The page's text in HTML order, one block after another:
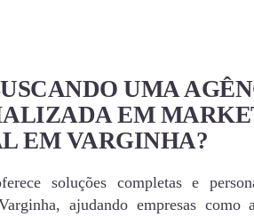
UMA
EM
EM VARGINHA?
soluções completas e
ajudando empresas como